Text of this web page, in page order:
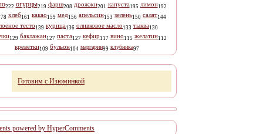
222 огурцы219 фарш208 дрожжи201 капуста195 лимон192
хлеб161 какао 159 мед 156 апельсин153 зелень150 салат144
тесто139 курица136 оливковое масло 133 тыква130
129 баклажан127 паста127 кефир 117 вино 115 желатин112
креветки109 бульон104 маргарин99 клубника97
Готовим с Изюминкой
powered by HyperComments